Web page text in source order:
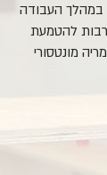
במהלך העבודה
רבות להטמעת